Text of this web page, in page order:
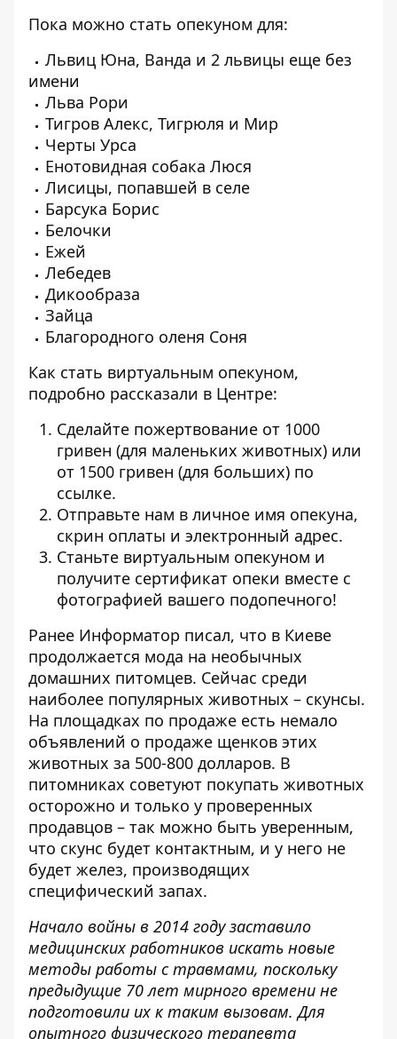
Пока можно стать опекуном для:
Львиц Юна, Ванда и 2 львицы еще без
имени
Льва Рори
Тигров Алекс, Тигрюля и Мир
Черты Урса
Енотовидная собака Люся
Лисицы, попавшей в селе
Барсука Борис
Белочки
Ежей
Лебедев
Дикообраза
Зайца
Благородного оленя Соня
Как стать виртуальным опекуном,
подробно рассказали в Центре:
Сделайте пожертвование от 1000
гривен (для маленьких животных) или
от 1500 гривен (для больших) по
ссылке.
Отправьте нам в личное имя опекуна,
скрин оплаты и электронный адрес.
Станьте виртуальным опекуном и
получите сертификат опеки вместе с
фотографией вашего подопечного!
Ранее Информатор писал, что в Киеве
продолжается мода на необычных
домашних питомцев. Сейчас среди
наиболее популярных животных – скунсы.
На площадках по продаже есть немало
объявлений о продаже щенков этих
животных за 500-800 долларов. В
питомниках советуют покупать животных
осторожно и только у проверенных
продавцов – так можно быть уверенным,
что скунс будет контактным, и у него не
будет желез, производящих
специфический запах.
Начало войны в 2014 году заставило
медицинских работников искать новые
методы работы с травмами, поскольку
предыдущие 70 лет мирного времени не
подготовили их к таким вызовам. Для
опытного физического терапевта